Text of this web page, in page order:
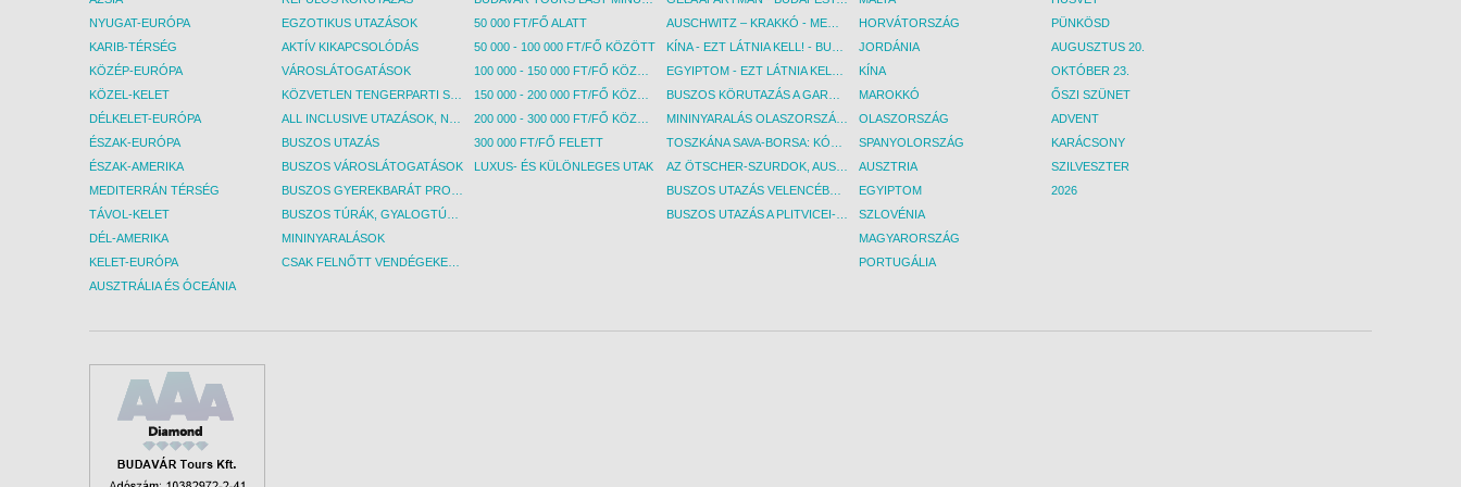
Figyelem! Más-más indulási
dátum esetén a fenti
információk változhatnak.
Kérjük, a részletekért
Figyelem! Más-más indulási
dátum esetén a fenti
információk változhatnak.
érdeklődjön munkatársainknál!
NYUGAT-EURÓPA
KARIB-TÉRSÉG
KÖZÉP-EURÓPA
KÖZEL-KELET
DÉLKELET-EURÓPA
ÉSZAK-EURÓPA
ÉSZAK-AMERIKA
MEDITERRÁN TÉRSÉG
TÁVOL-KELET
DÉL-AMERIKA
KELET-EURÓPA
AUSZTRÁLIA ÉS ÓCEÁNIA
EGZOTIKUS UTAZÁSOK
AKTÍV KIKAPCSOLÓDÁS
VÁROSLÁTOGATÁSOK
BUSZOS UTAZÁS
BUSZOS VÁROSLÁTOGATÁSOK
MININYARALÁSOK
50 000 FT/FŐ ALATT
50 000 - 100 000 FT/FŐ KÖZÖTT
300 000 FT/FŐ FELETT
LUXUS- ÉS KÜLÖNLEGES UTAK
HORVÁTORSZÁG
JORDÁNIA
KÍNA
MAROKKÓ
OLASZORSZÁG
SPANYOLORSZÁG
AUSZTRIA
EGYIPTOM
SZLOVÉNIA
MAGYARORSZÁG
PORTUGÁLIA
PÜNKÖSD
AUGUSZTUS 20.
OKTÓBER 23.
ŐSZI SZÜNET
ADVENT
KARÁCSONY
SZILVESZTER
2026